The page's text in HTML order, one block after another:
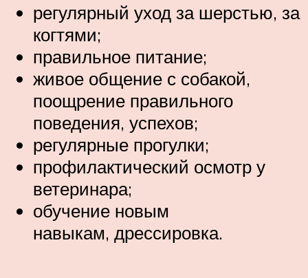
регулярный уход за шерстью, за
когтями;
правильное питание;
живое общение с собакой,
поощрение правильного
поведения, успехов;
регулярные прогулки;
профилактический осмотр у
ветеринара;
обучение новым
навыкам, дрессировка.